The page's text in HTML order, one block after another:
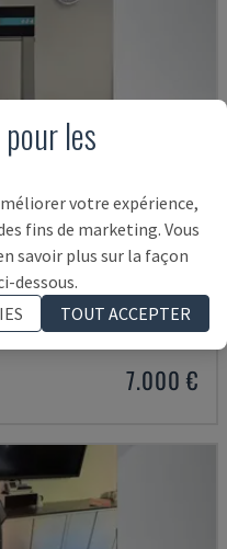
(CMM)
7.000 €
les
votre expérience,
fins de marketing. Vous
savoir plus sur la façon
dessous.
TOUT ACCEPTER